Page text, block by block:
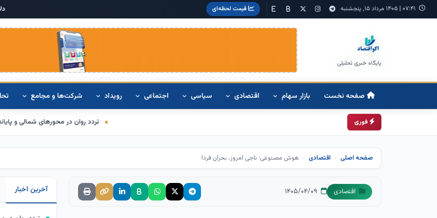
۰۷:۴۱ | ۱۴۰۵ مرداد ۱۵, پنجشنبه قیمت لحظه‌ای
پایگاه خبری تحلیلی
صفحه نخست بازار سهام اقتصادی سیاسی اجتماعی رویداد شرکت‌ها و مجامع
فوری تردد روان در محورهای شمالی و پایانه‌های مرزی اربعین
صفحه اصلی اقتصادی هوش مصنوعی؛ ناجی امروز، بحران فردا
اقتصادی آخرین اخبار